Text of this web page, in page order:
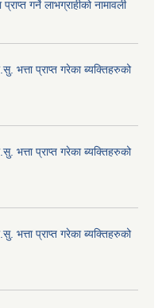
गर्ने लाभग्राहीको नामावली
प्राप्त गरेका ब्यक्तिहरुको
प्राप्त गरेका ब्यक्तिहरुको
प्राप्त गरेका ब्यक्तिहरुको